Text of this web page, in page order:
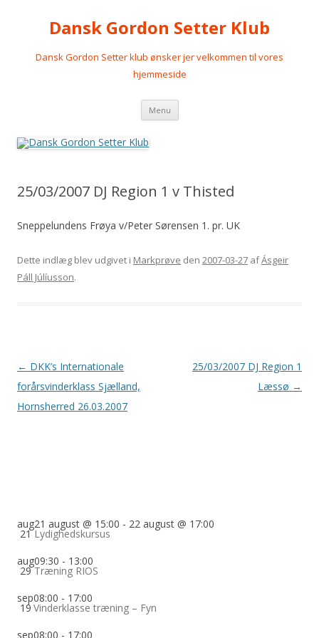
Dansk Gordon Setter Klub
Dansk Gordon Setter klub ønsker jer velkommen til vores
hjemmeside
Menu Videre
indhold
25/03/2007 DJ Region 1 v Thisted
Sneppelundens Frøya v/Peter Sørensen 1. pr. UK
Dette indlæg blev udgivet i Markprøve den 2007-03-27 afÁsgeir
Páll Júlíusson.
Indlægsnavigation
← DKK’s Internationale
forårsvinderklass Sjælland,
Hornsherred 26.03.2007
25/03/2007 DJ Region 1
Læssø →
aug
21
21 august @ 15:00 - 22 august @ 17:00
Lydighedskursus
aug
29
09:30 - 13:00
Træning RIOS
sep
19
08:00 - 17:00
Vinderklasse træning – Fyn
sep08:00 - 17:00